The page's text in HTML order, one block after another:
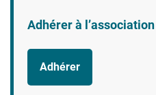
Adhérer à l’association
Adhérer